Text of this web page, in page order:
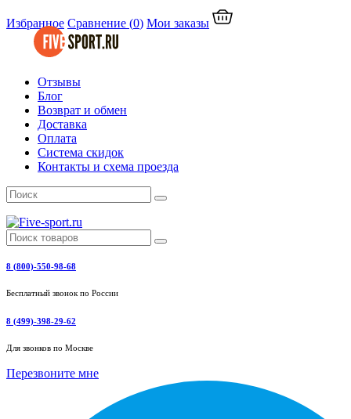
Избранное Сравнение (0) Мои заказы
Отзывы
Блог
Возврат и обмен
Доставка
Оплата
Система скидок
Контакты и схема проезда
8 (800)-550-98-68
Бесплатный звонок по России
8 (499)-398-29-62
Для звонков по Москве
Перезвоните мне